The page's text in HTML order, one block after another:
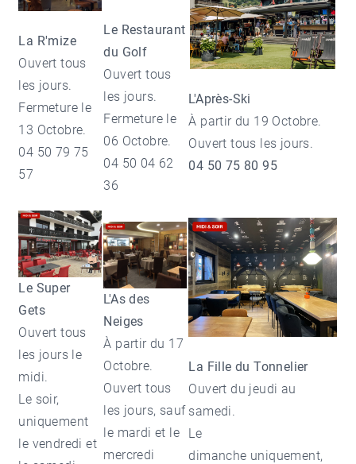
La R'mize
Ouvert tous
les jours.
Fermeture le
13 Octobre.
04 50 79 75
57
Le Restaurant
du Golf
Ouvert tous
les jours.
Fermeture le
06 Octobre.
04 50 04 62
36
L'Après-Ski
À partir du 19 Octobre.
Ouvert tous les jours.
04 50 75 80 95
Le Super
Gets
Ouvert tous
les jours le
midi.
Le soir,
uniquement
le vendredi et
L'As des
Neiges
À partir du 17
Octobre.
Ouvert tous
les jours, sauf
le mardi et le
mercredi
La Fille du Tonnelier
Ouvert du jeudi au
samedi.
Le
dimanche uniquement,